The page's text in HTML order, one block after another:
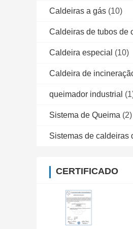
Caldeiras a gás (10)
Caldeiras de tubos de
Caldeira especial (10)
Caldeira de
queimador industrial
Sistema de Queima (2)
Sistemas de caldeiras
CERTIFICADO